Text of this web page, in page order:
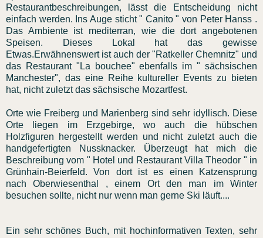
Restaurantbeschreibungen, lässt die Entscheidung nicht
einfach werden. Ins Auge sticht " Canito " von Peter Hanss .
Das Ambiente ist mediterran, wie die dort angebotenen
Speisen. Dieses Lokal hat das gewisse
Etwas.Erwähnenswert ist auch der "Ratkeller Chemnitz" und
das Restaurant "La bouchee" ebenfalls im " sächsischen
Manchester", das eine Reihe kultureller Events zu bieten
hat, nicht zuletzt das sächsische Mozartfest.
Orte wie Freiberg und Marienberg sind sehr idyllisch. Diese
Orte liegen im Erzgebirge, wo auch die hübschen
Holzfiguren hergestellt werden und nicht zuletzt auch die
handgefertigten Nussknacker. Überzeugt hat mich die
Beschreibung vom " Hotel und Restaurant Villa Theodor " in
Grünhain-Beierfeld. Von dort ist es einen Katzensprung
nach Oberwiesenthal , einem Ort den man im Winter
besuchen sollte, nicht nur wenn man gerne Ski läuft....
Ein sehr schönes Buch, mit hochinformativen Texten, sehr